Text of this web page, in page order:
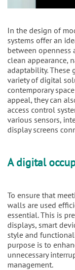
In the design of
systems offer an
between openness
clean appearance,
adaptability. These
variety of digital
contemporary
appeal, they can
access control
various sensors,
display screens
A digital
To ensure that
walls are used
essential. This is
displays, smart
style and
purpose is to
unnecessary
management.